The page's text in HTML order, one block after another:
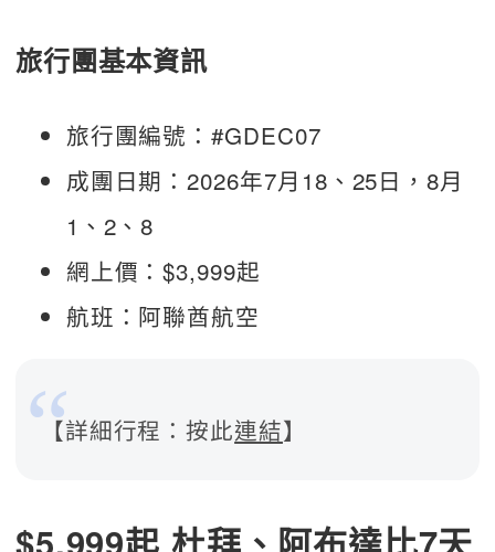
旅行團基本資訊
旅行團編號：#GDEC07
成團日期：2026年7月18、25日，8月
1、2、8
網上價：$3,999起
航班：阿聯酋航空
【詳細行程：按此連結】